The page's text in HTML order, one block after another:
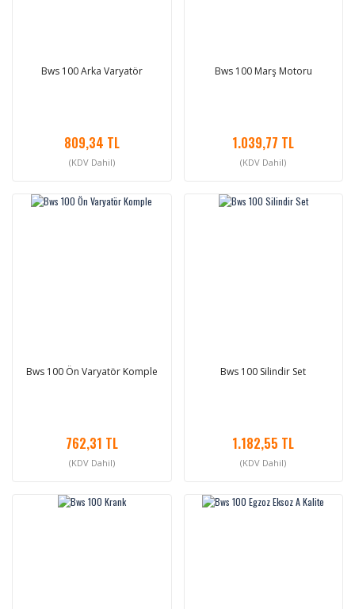
Bws 100 Arka Varyatör
809,34 TL
(KDV Dahil)
Bws 100 Marş Motoru
1.039,77 TL
(KDV Dahil)
Bws 100 Ön Varyatör Komple
762,31 TL
(KDV Dahil)
Bws 100 Silindir Set
1.182,55 TL
(KDV Dahil)